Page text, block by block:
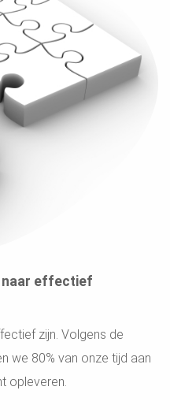
naar effectief
zijn. Volgens de
we 80% van onze tijd aan
opleveren.